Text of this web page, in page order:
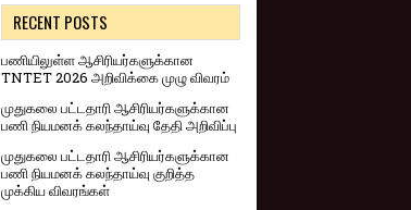
RECENT POSTS
பணியிலுள்ள ஆசிரியர்களுக்கான
TNTET 2026 அறிவிக்கை முழு விவரம்
முதுகலை பட்டதாரி ஆசிரியர்களுக்கான
பணி நியமனக் கலந்தாய்வு தேதி அறிவிப்பு
முதுகலை பட்டதாரி ஆசிரியர்களுக்கான
பணி நியமனக் கலந்தாய்வு குறித்த
முக்கிய விவரங்கள்